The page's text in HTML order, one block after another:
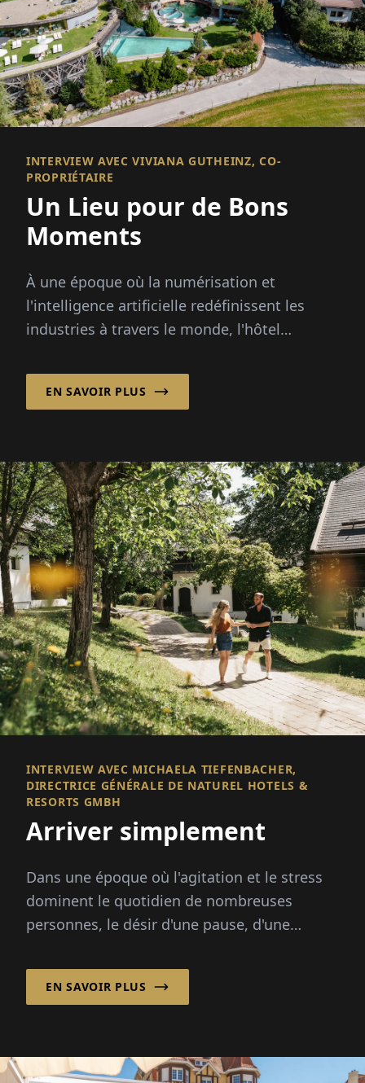
INTERVIEW AVEC VIVIANA GUTHEINZ, CO-
PROPRIÉTAIRE
Un Lieu pour de Bons
Moments
À une époque où la numérisation et
l'intelligence artificielle redéfinissent les
industries à travers le monde, l'hôtel
c'est la connexion humaine authentique qui
fait ou défait l'expérience que leurs clients
EN SAVOIR PLUS
INTERVIEW AVEC MICHAELA TIEFENBACHER,
DIRECTRICE GÉNÉRALE DE NATUREL HOTELS &
RESORTS GMBH
Arriver simplement
Dans une époque où l'agitation et le stress
dominent le quotidien de nombreuses
personnes, le désir d'une pause, d'une
EN SAVOIR PLUS